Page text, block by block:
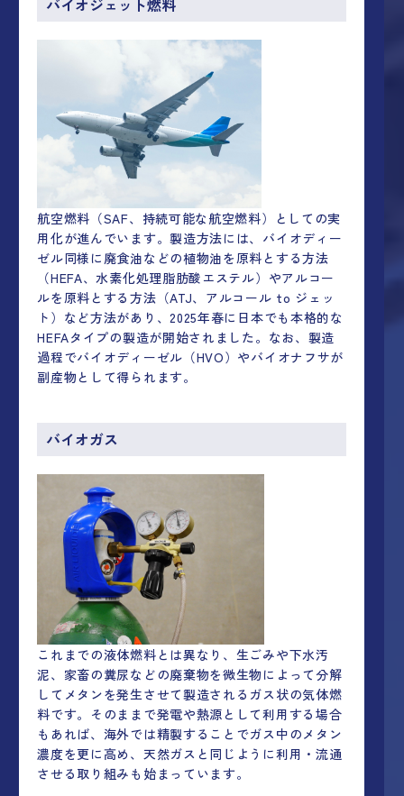
バイオジェット燃料
航空燃料（SAF、持続可能な航空燃料）としての実
用化が進んでいます。製造方法には、バイオディー
ゼル同様に廃食油などの植物油を原料とする方法
（HEFA、水素化処理脂肪酸エステル）やアルコー
ルを原料とする方法（ATJ、アルコール to ジェッ
ト）など方法があり、2025年春に日本でも本格的な
HEFAタイプの製造が開始されました。なお、製造
過程でバイオディーゼル（HVO）やバイオナフサが
副産物として得られます。
バイオガス
これまでの液体燃料とは異なり、生ごみや下水汚
泥、家畜の糞尿などの廃棄物を微生物によって分解
してメタンを発生させて製造されるガス状の気体燃
料です。そのままで発電や熱源として利用する場合
もあれば、海外では精製することでガス中のメタン
濃度を更に高め、天然ガスと同じように利用・流通
させる取り組みも始まっています。